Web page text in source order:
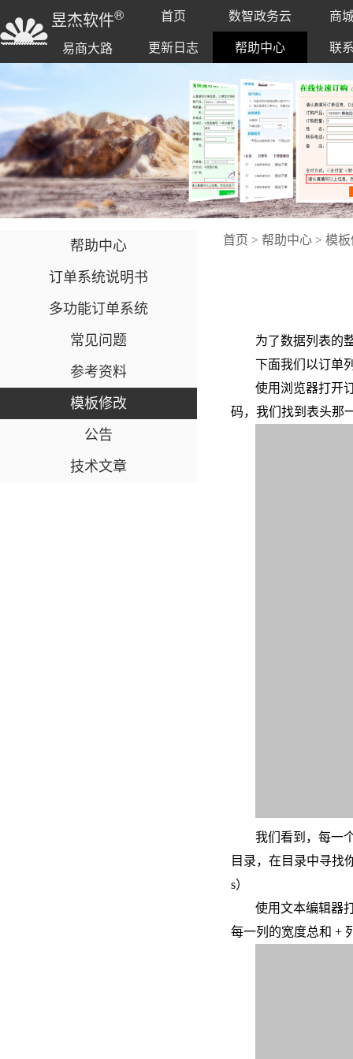
昱杰软件®
易商大路
首页 数智政务云
商
更新日志
帮助中心 联
帮助中心
订单系统说明书
多功能订单系统
常见问题
参考资料
模板修改
公告
技术文章
首页 > 帮助中心 > 模
为了数据列表的
下面我们以订单
使用浏览器打开
码，我们找到表头那
我们看到，每一
目录，在目录中寻找
s）
使用文本编辑器
每一列的宽度总和 +